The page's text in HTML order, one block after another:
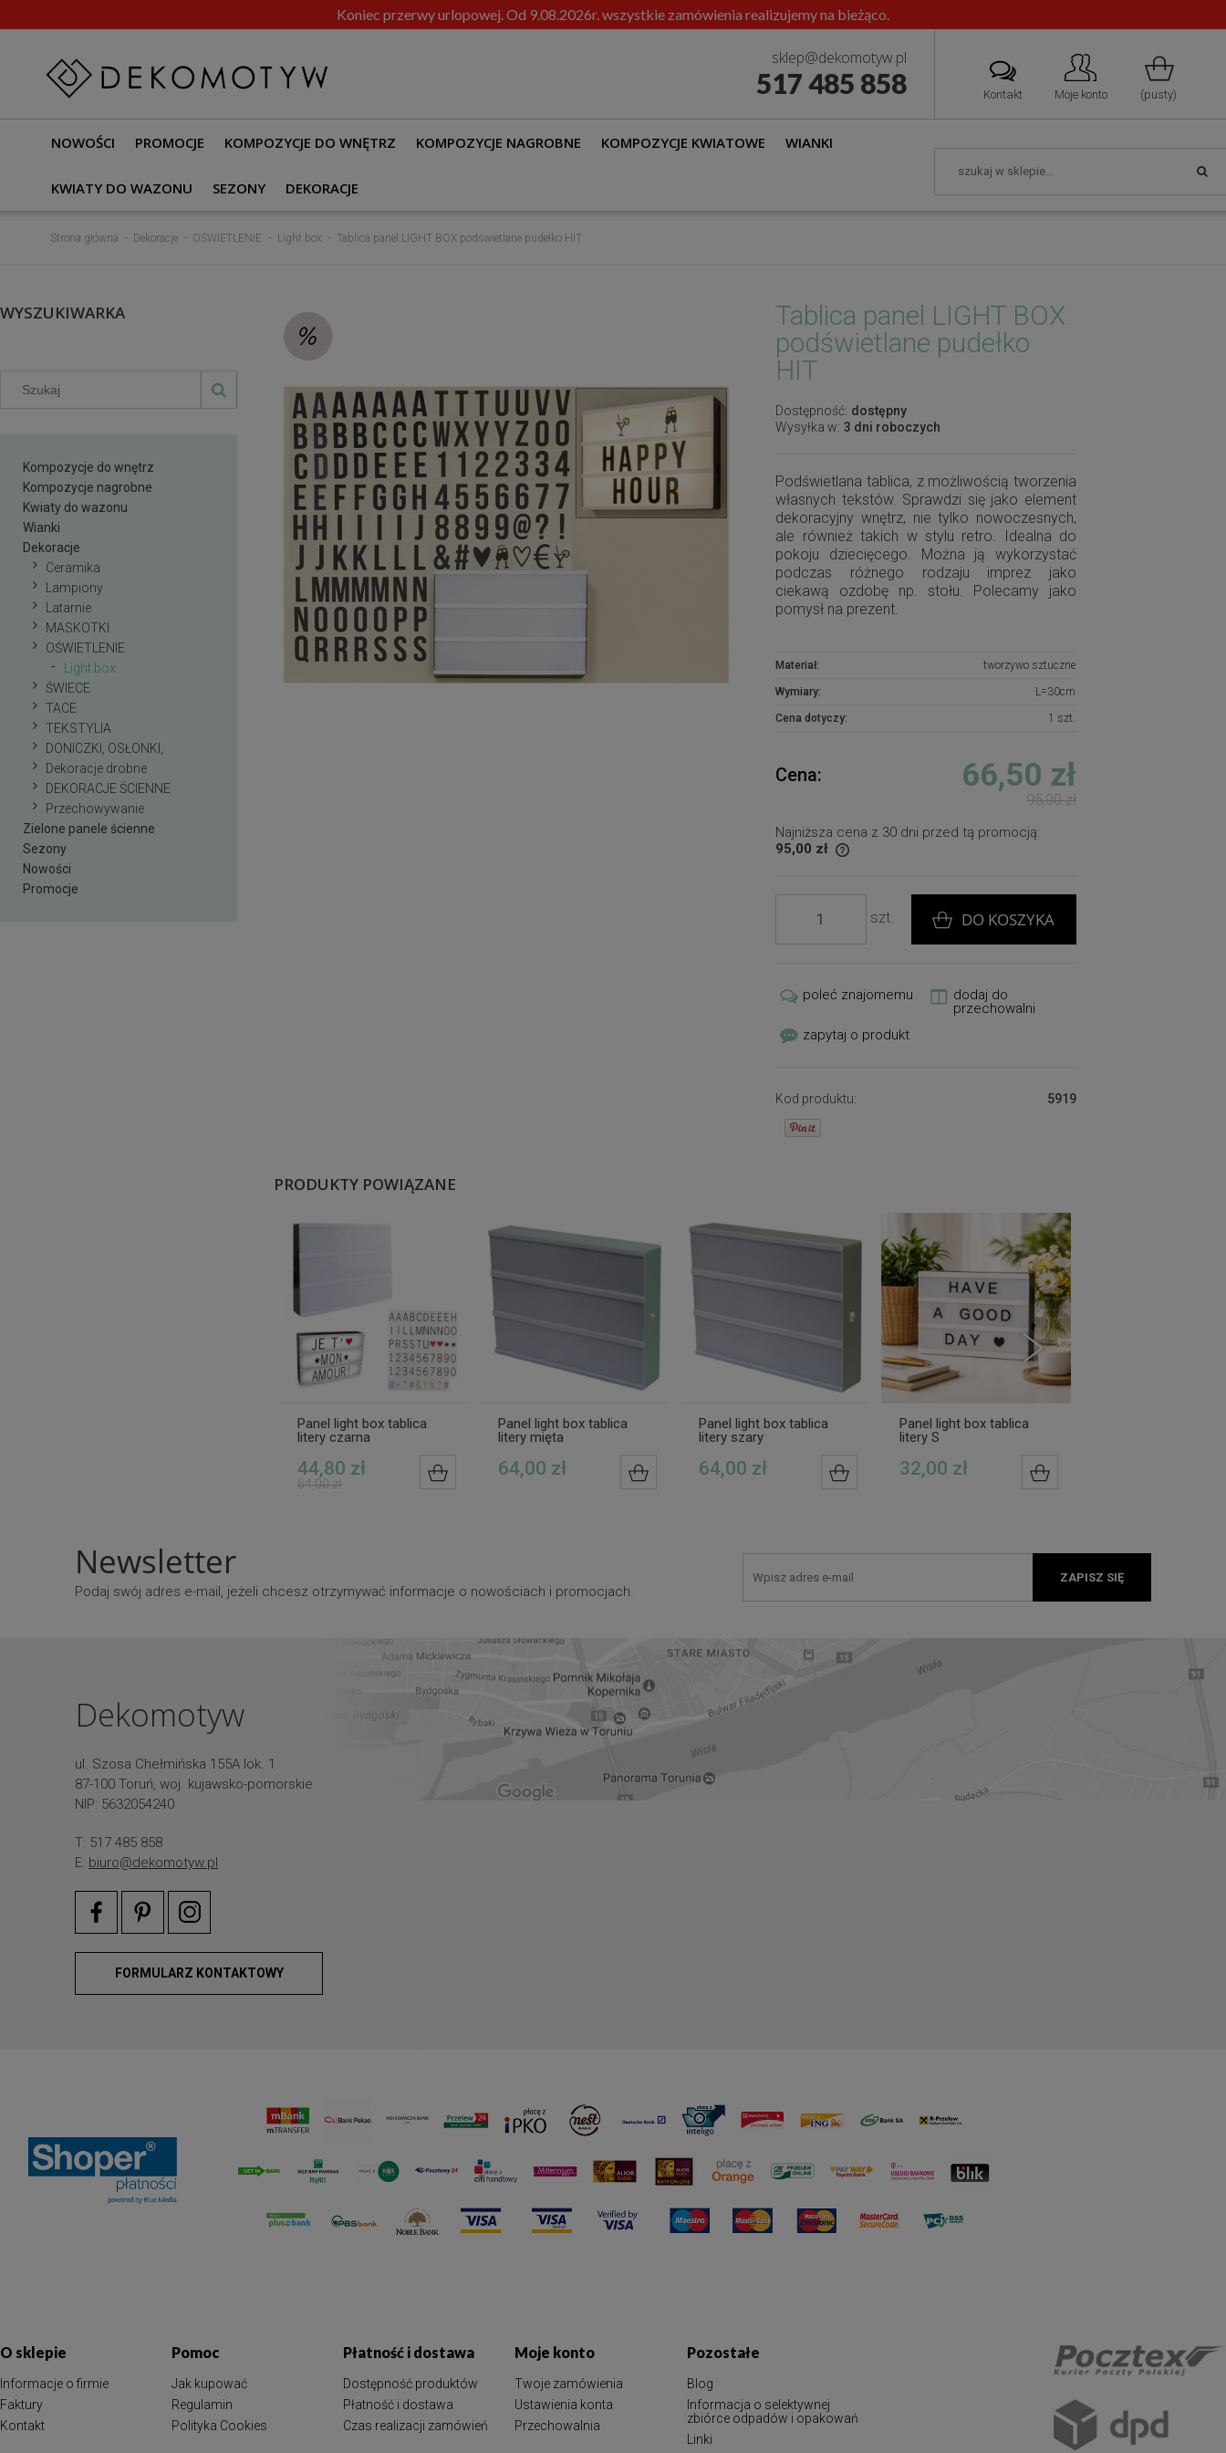
Koniec przerwy urlopowej. Od 9.08.2026r. wszystkie zamówienia realizujemy na bieżąco.
Kontakt Moje konto (pusty)
sklep@dekomotyw.pl
517 485 858
NOWOŚCI PROMOCJE KOMPOZYCJE DO WNĘTRZ KOMPOZYCJE NAGROBNE KOMPOZYCJE KWIATOWE WIANKI
KWIATY DO WAZONU SEZONY DEKORACJE
Strona główna Dekoracje OŚWIETLENIE Light box Tablica panel LIGHT BOX podświetlane pudełko HIT
WYSZUKIWARKA
Kompozycje do wnętrz
Kompozycje nagrobne
Kwiaty do wazonu
Wianki
Dekoracje
Ceramika
Lampiony
Latarnie
MASKOTKI
OŚWIETLENIE
Light box
ŚWIECE
TACE
TEKSTYLIA
DONICZKI, OSŁONKI,
Dekoracje drobne
DEKORACJE ŚCIENNE
Przechowywanie
Zielone panele ścienne
Sezony
Nowości
Promocje
Tablica panel LIGHT BOX
podświetlane pudełko
HIT
Dostępność: dostępny
Wysyłka w: 3 dni roboczych
Podświetlana tablica, z możliwością tworzenia
własnych tekstów. Sprawdzi się jako element
dekoracyjny wnętrz, nie tylko nowoczesnych,
ale również takich w stylu retro. Idealna do
pokoju dziecięcego. Można ją wykorzystać
podczas różnego rodzaju imprez jako
ciekawą ozdobę np. stołu. Polecamy jako
pomysł na prezent.
Materiał: tworzywo sztuczne
Wymiary: L=30cm
Cena dotyczy: 1 szt.
Cena: 66,50 zł
95,00 zł
Najniższa cena z 30 dni przed tą promocją:
95,00 zł
szt. DO KOSZYKA
poleć znajomemu
dodaj do
przechowalni
zapytaj o produkt
Kod produktu: 5919
PRODUKTY POWIĄZANE
Panel light box tablica
litery czarna
64,00 zł
44,80 zł DO KOSZYKA
Panel light box tablica
litery mięta
64,00 zł DO KOSZYKA
Panel light box tablica
litery szary
64,00 zł DO KOSZYKA
Panel light box tablica
litery S
32,00 zł
Newsletter
Podaj swój adres e-mail, jeżeli chcesz otrzymywać informacje o nowościach i promocjach.
ZAPISZ SIĘ
Dekomotyw
ul. Szosa Chełmińska 155A lok. 1
87-100 Toruń, woj. kujawsko-pomorskie
NIP: 5632054240
T: 517 485 858
E: biuro@dekomotyw.pl
FORMULARZ KONTAKTOWY
O sklepie
Informacje o firmie
Faktury
Kontakt
Pomoc
Jak kupować
Regulamin
Polityka Cookies
Płatność i dostawa
Dostępność produktów
Płatność i dostawa
Czas realizacji zamówień
Moje konto
Twoje zamówienia
Ustawienia konta
Przechowalnia
Pozostałe
Blog
Informacja o selektywnej
zbiórce odpadów i opakowań
Linki